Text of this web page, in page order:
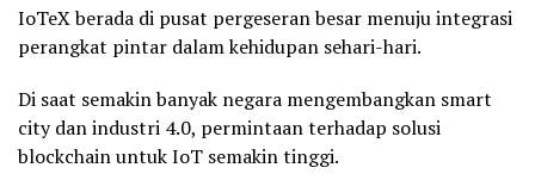
IoTeX berada di pusat pergeseran besar menuju integrasi
perangkat pintar dalam kehidupan sehari-hari.
Di saat semakin banyak negara mengembangkan smart
city dan industri 4.0, permintaan terhadap solusi
blockchain untuk IoT semakin tinggi.